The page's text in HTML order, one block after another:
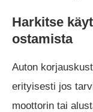
Harkitse
ostamista
Auton
erityisesti jos
moottorin tai